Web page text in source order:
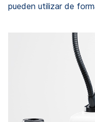
pueden utilizar de